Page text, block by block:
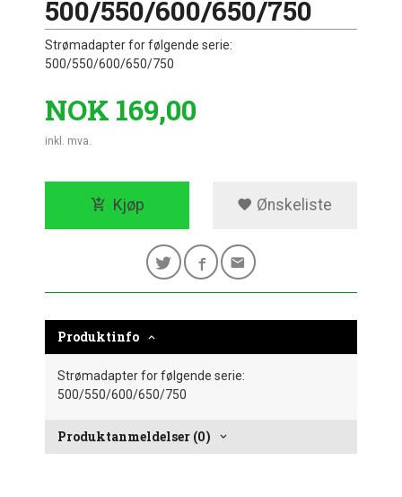
500/550/600/650/750
Strømadapter for følgende serie:
500/550/600/650/750
Pris
NOK 169,00
inkl. mva.
Kjøp Ønskeliste
Produktinfo
Strømadapter for følgende serie:
500/550/600/650/750
Produktanmeldelser (0)